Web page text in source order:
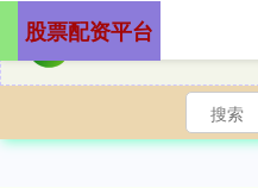
股票配资平台